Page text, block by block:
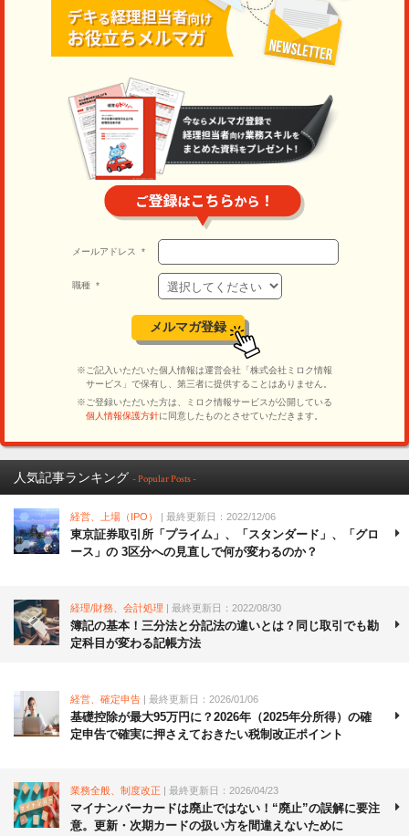
人気記事ランキング - Popular Posts -
経営、上場（IPO） | 最終更新日：2022/12/06
東京証券取引所「プライム」、「スタンダード」、「グロ
ース」の 3区分への見直しで何が変わるのか？
経理/財務、会計処理 | 最終更新日：2022/08/30
簿記の基本！三分法と分記法の違いとは？同じ取引でも勘
定科目が変わる記帳方法
経営、確定申告 | 最終更新日：2026/01/06
基礎控除が最大95万円に？2026年（2025年分所得）の確
定申告で確実に押さえておきたい税制改正ポイント
業務全般、制度改正 | 最終更新日：2026/04/23
マイナンバーカードは廃止ではない！“廃止”の誤解に要注
意。更新・次期カードの扱い方を間違えないために